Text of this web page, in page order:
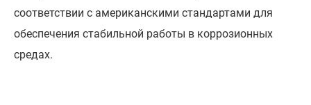
соответствии с американскими стандартами для
обеспечения стабильной работы в коррозионных
средах.